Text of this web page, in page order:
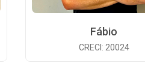
Fábio
CRECI: 20024